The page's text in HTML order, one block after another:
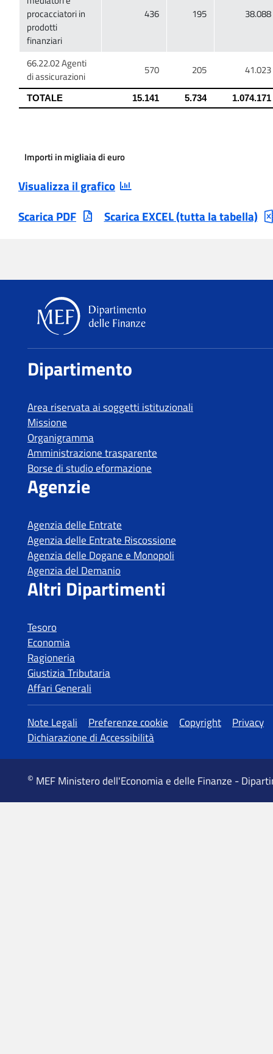
procacciatori in
prodotti
66.22.02 Agenti
Importi in migliaia di euro
Tesoro
Economia
Ragioneria
Giustizia Tributaria
Affari Generali
MEF Ministero dell'Economia e delle Finanze -